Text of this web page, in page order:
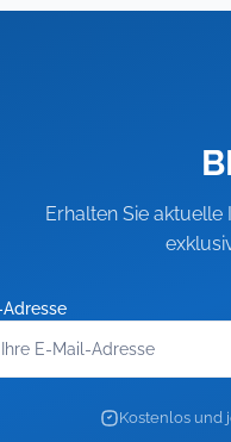
Erhalten Sie
Kostenlos und